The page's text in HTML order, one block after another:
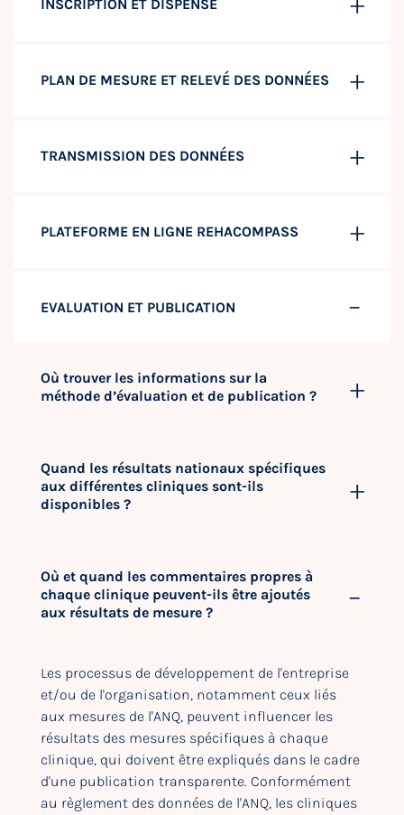
INSCRIPTION ET DISPENSE
PLAN DE MESURE ET RELEVÉ DES DONNÉES
TRANSMISSION DES DONNÉES
PLATEFORME EN LIGNE REHACOMPASS
EVALUATION ET PUBLICATION
Où trouver les informations sur la
méthode d’évaluation et de publication ?
Quand les résultats nationaux spécifiques
aux différentes cliniques sont-ils
disponibles ?
Où et quand les commentaires propres à
chaque clinique peuvent-ils être ajoutés
aux résultats de mesure ?
Les processus de développement de l'entreprise
et/ou de l'organisation, notamment ceux liés
aux mesures de l'ANQ, peuvent influencer les
résultats des mesures spécifiques à chaque
clinique, qui doivent être expliqués dans le cadre
d'une publication transparente. Conformément
au règlement des données de l'ANQ, les cliniques